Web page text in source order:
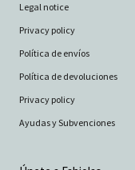
Legal notice
Privacy policy
Política de envíos
Política de devoluciones
Privacy policy
Ayudas y Subvenciones